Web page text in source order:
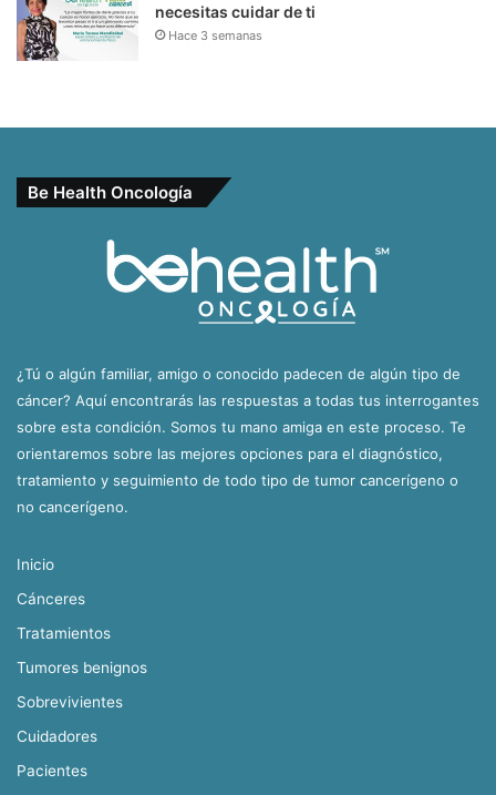
necesitas cuidar de ti
Hace 3 semanas
Be Health Oncología
¿Tú o algún familiar, amigo o conocido padecen de algún tipo de
cáncer? Aquí encontrarás las respuestas a todas tus interrogantes
sobre esta condición. Somos tu mano amiga en este proceso. Te
orientaremos sobre las mejores opciones para el diagnóstico,
tratamiento y seguimiento de todo tipo de tumor cancerígeno o
no cancerígeno.
Inicio
Cánceres
Tratamientos
Tumores benignos
Sobrevivientes
Cuidadores
Pacientes